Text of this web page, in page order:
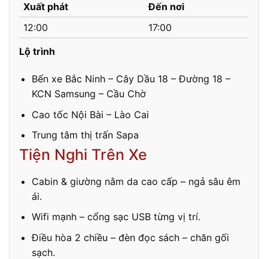
Xuất phát
Đến nơi
12:00
17:00
Lộ trình
Bến xe Bắc Ninh – Cây Dầu 18 – Đường 18 –
KCN Samsung – Cầu Chờ
Cao tốc Nội Bài – Lào Cai
Trung tâm thị trấn Sapa
Tiện Nghi Trên Xe
Cabin & giường nằm da cao cấp – ngả sâu êm
ái.
Wifi mạnh – cổng sạc USB từng vị trí.
Điều hòa 2 chiều – đèn đọc sách – chăn gối
sạch.